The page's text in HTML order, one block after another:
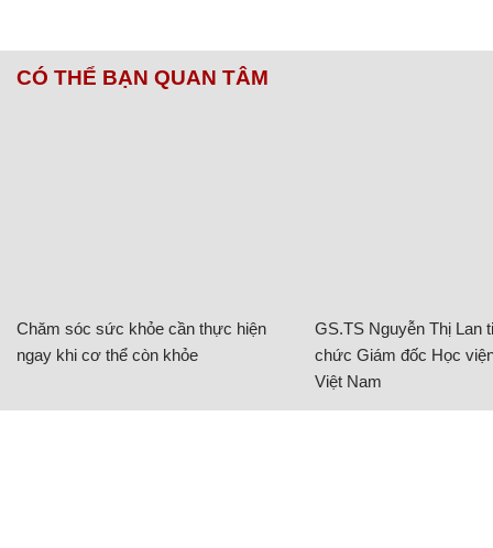
CÓ THỂ BẠN QUAN TÂM
Chăm sóc sức khỏe cần thực hiện
ngay khi cơ thể còn khỏe
GS.TS Nguyễn Thị Lan
chức Giám đốc Học
Việt Nam